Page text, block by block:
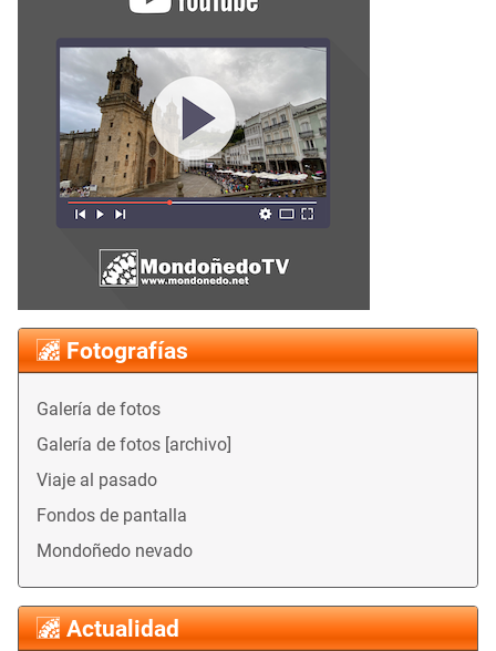
Fotografías
Galería de fotos
Galería de fotos [archivo]
Viaje al pasado
Fondos de pantalla
Mondoñedo nevado
Actualidad